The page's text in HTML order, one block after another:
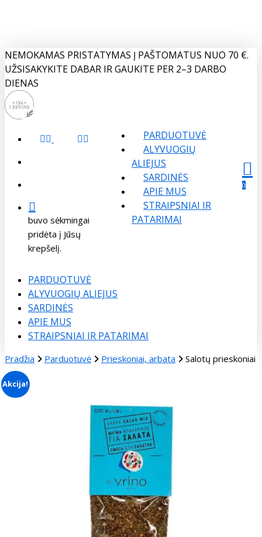
content
NEMOKAMAS PRISTATYMAS Į PAŠTOMATUS NUO 70 €.
UŽSISAKYKITE DABAR IR GAUKITE PER 2–3 DARBO
DIENAS
FACEBOOKINSTAGRAM
buvo sėkmingai
pridėta į Jūsų
krepšelį.
0
Menu
PARDUOTUVĖ
ALYVUOGIŲ
ALIEJUS
SARDINĖS
APIE MUS
STRAIPSNIAI IR
PATARIMAI
PARDUOTUVĖ
ALYVUOGIŲ ALIEJUS
SARDINĖS
APIE MUS
STRAIPSNIAI IR PATARIMAI
Pradžia Parduotuvė Prieskoniai, arbata Salotų prieskoniai
Akcija!